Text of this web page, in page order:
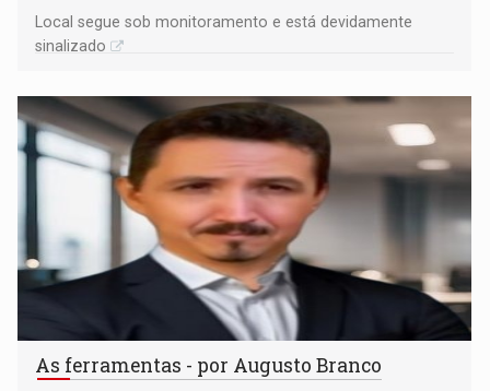
Local segue sob monitoramento e está devidamente
sinalizado
As ferramentas - por Augusto Branco